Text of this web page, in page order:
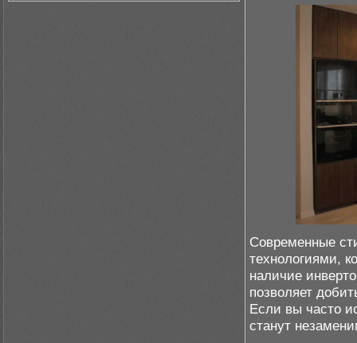
Современные
технологиями,
наличие
позволяет
Если вы часто
станут